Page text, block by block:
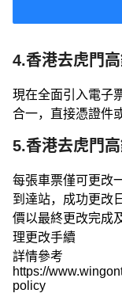
4.香港去虎門
現在全面引入電子
合一，直接憑證件
5.香港去虎門
每張車票僅可更改
到達站，成功更改
價以最終更改完成
理更改手續
詳情參考
https://
policy